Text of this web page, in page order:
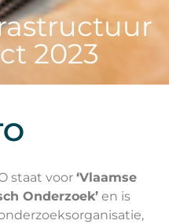
2023
staat voor ‘Vlaamse
Onderzoek’ en is